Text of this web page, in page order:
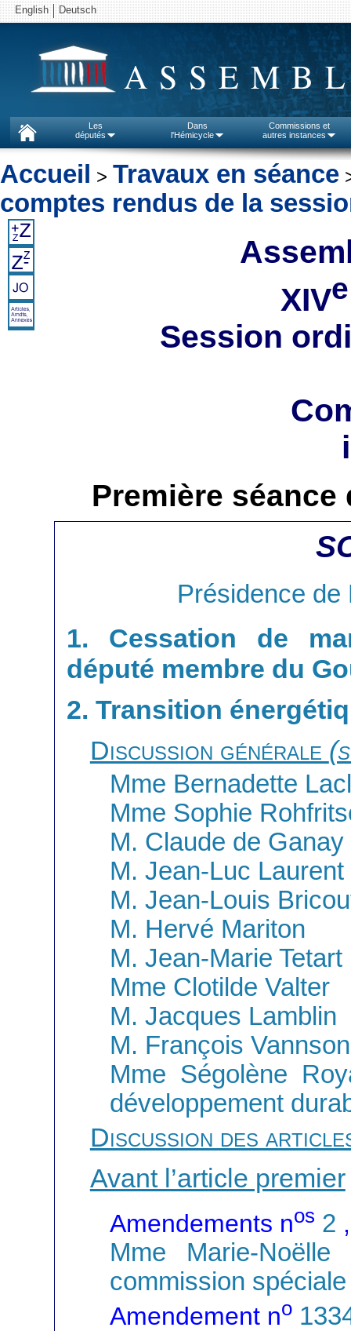
English Deutsch
Les
députés
Dans
l'Hémicycle
Commissions et
autres instances
Accueil > Travaux en séance
comptes rendus de la
XIVe
Session
Première
Présidence de
1. Cessation de
député membre du
2. Transition
Discussion générale
Mme Bernadette
Mme Sophie
M. Claude de Ganay
M. Jean-Luc Laurent
M. Jean-Louis
M. Hervé Mariton
M. Jean-Marie Tetart
Mme Clotilde Valter
M. Jacques Lamblin
M. François Vannson
Mme Ségolène
développement
Discussion des
Avant l’article premier
Amendements nos 2
Mme Marie-
commission spéciale
Amendement no